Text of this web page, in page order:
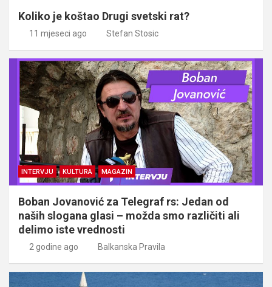
Koliko je koštao Drugi svetski rat?
11 mjeseci ago Stefan Stosic
INTERVJU KULTURA MAGAZIN
Boban Jovanović za Telegraf rs: Jedan od
naših slogana glasi – možda smo različiti ali
delimo iste vrednosti
2 godine ago Balkanska Pravila